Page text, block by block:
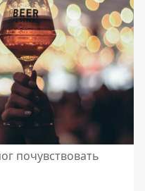
почувствовать